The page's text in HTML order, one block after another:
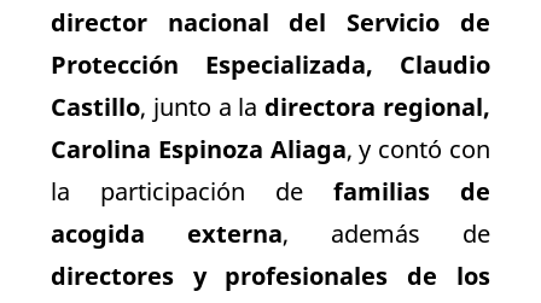
director nacional del Servicio de
Protección Especializada, Claudio
Castillo, junto a la directora regional,
Carolina Espinoza Aliaga, y contó con
la participación de familias de
acogida externa, además de
directores y profesionales de los